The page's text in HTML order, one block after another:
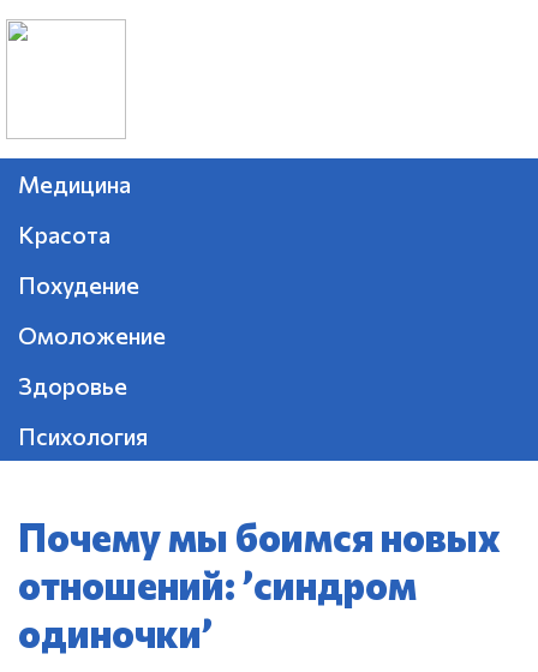
Медицина
Красота
Похудение
Омоложение
Здоровье
Психология
Почему мы боимся новых
отношений: ’синдром
одиночки’